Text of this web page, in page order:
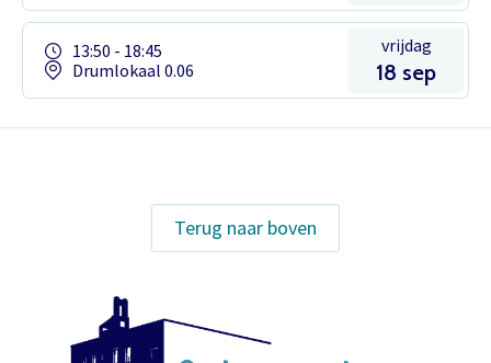
gratis toegang tot totaal 17
voorstellingen.
waardoor per voorstelling maar één
kaart gratis besteld kan worden. Bij
13:50 - 18:45
Drumlokaal 0.06
vrijdag
18 sep
Terug naar boven